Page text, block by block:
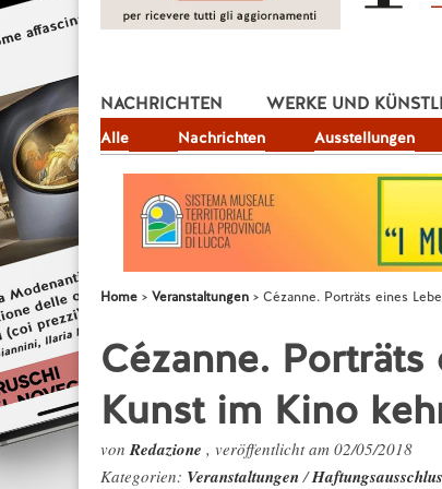
NACHRICHTEN
Alle Nachrichten Ausstellungen
WERKE UND
JOB
Home Veranstaltungen Cézanne. Porträts eines
Cézanne.
Kunst im Kino
vonRedazione , veröffentlicht am 02/05/2018
Kategorien: Veranstaltungen/